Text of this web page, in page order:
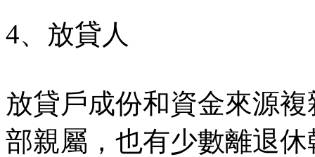
4、放貸人
放貸戶成份和資金來源
部親屬，也有少數離退